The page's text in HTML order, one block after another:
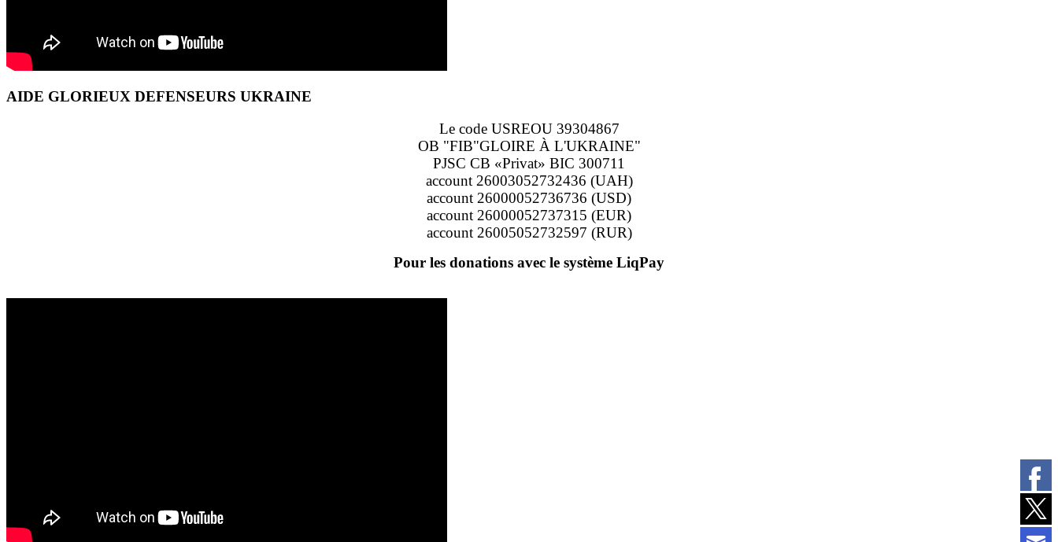
AIDE GLORIEUX DEFENSEURS UKRAINE
Le code USREOU 39304867
OB "FIB"GLOIRE À L'UKRAINE"
PJSC CB «Privat» BIC 300711
account 26003052732436 (UAH)
account 26000052736736 (USD)
account 26000052737315 (EUR)
account 26005052732597 (RUR)
Pour les donations avec le système LiqPay